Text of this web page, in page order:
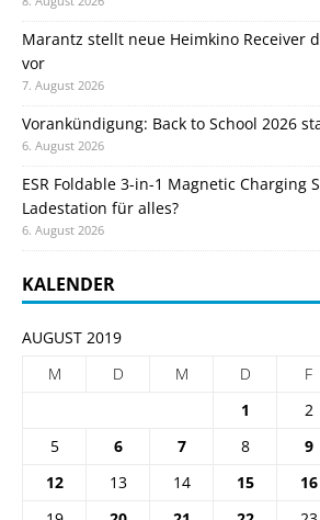
Marantz stellt neue Heimkino Receiver
vor
7. August 2026
Vorankündigung: Back to School 2026
6. August 2026
ESR Foldable 3-in-1 Magnetic Charging
Ladestation für alles?
6. August 2026
KALENDER
AUGUST 2019
M
D M D F
1
2
5
6 7 8 9
12
13 14 15 16